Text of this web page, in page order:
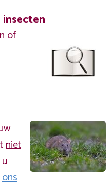
of
niet
ons